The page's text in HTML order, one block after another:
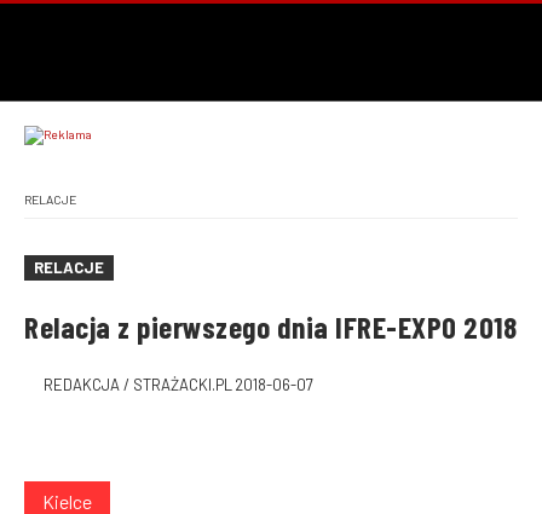
RELACJE
RELACJE
Relacja z pierwszego dnia IFRE-EXPO 2018
REDAKCJA / STRAŻACKI.PL 2018-06-07
Kielce